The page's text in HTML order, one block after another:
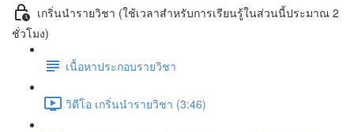
เกริ่นนำรายวิชา (ใช้เวลาสำหรับการเรียนรู้ในส่วนนี้ประมาณ 2
ชั่วโมง)
เนื้อหาประกอบรายวิชา
วิดีโอ เกริ่นนำรายวิชา (3:46)